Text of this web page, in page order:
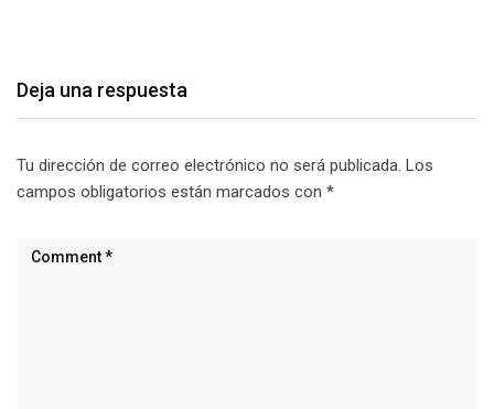
Deja una respuesta
Tu dirección de correo electrónico no será publicada. Los
campos obligatorios están marcados con *